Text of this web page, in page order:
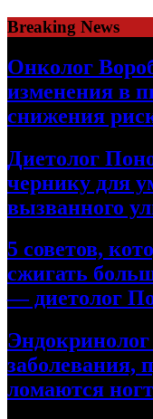
Skip
to
content
Breaking News
Онколог
изменения в
снижения
Диетолог
чернику для
вызванного
5 советов,
сжигать
— диетолог
заболевания,
ломаются